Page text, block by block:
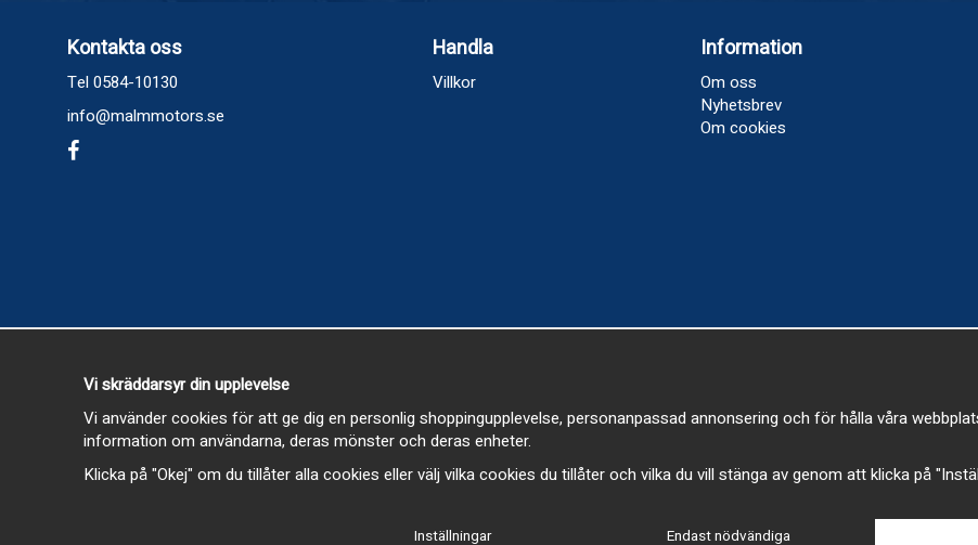
Kontakta oss
Tel 0584-10130
info@malmmotors.se
Handla
Villkor
Information
Om oss
Nyhetsbrev
Om cookies
Vi skräddarsyr din upplevelse
Vi använder cookies för att ge dig en personlig shoppingupplevelse, personanpassad annonsering och för hålla våra
information om användarna, deras mönster och deras enheter.
Klicka på "Okej" om du tillåter alla cookies eller välj vilka cookies du tillåter och vilka du vill stänga av genom att klicka på
Inställningar Endast nödvändiga